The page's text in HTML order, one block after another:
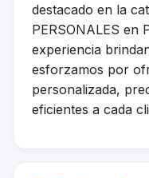
destacado en la
PERSONALES en
experiencia
esforzamos por
personalizada,
eficientes a cada